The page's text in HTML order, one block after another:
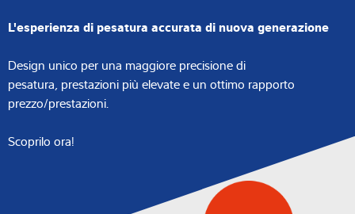
L'esperienza di pesatura accurata di nuova generazione
Design unico per una maggiore precisione di
pesatura, prestazioni più elevate e un ottimo rapporto
prezzo/prestazioni.
Scoprilo ora!